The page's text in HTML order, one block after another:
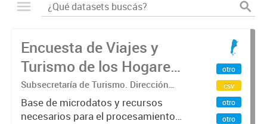
Encuesta de Viajes y
Turismo de los Hogares
(EVyTH) - Microdatos
Subsecretaría de Turismo. Dirección
Nacional de Mercados y Estadística
Base de microdatos y recursos
necesarios para el procesamiento
otro
csv
otro
otro